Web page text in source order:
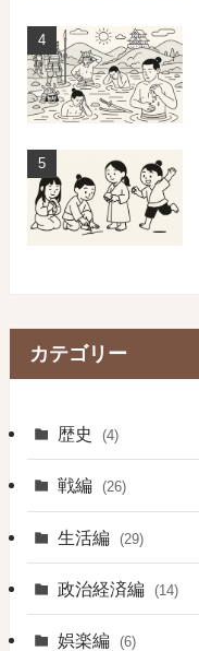
カテゴリー
歴史 (4)
戦編 (26)
生活編 (29)
政治経済編 (14)
娯楽編 (6)